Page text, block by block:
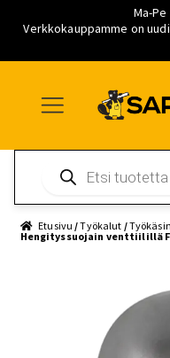
Ma-Pe
Verkkokauppamme on
navigointiin
sisältöön
pääsisältöön
search
Etusivu /Työkalut /
Hengityssuojain venttiilillä